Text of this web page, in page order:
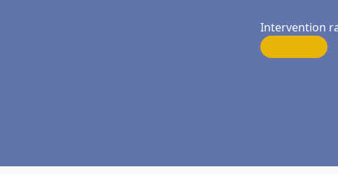
Intervention